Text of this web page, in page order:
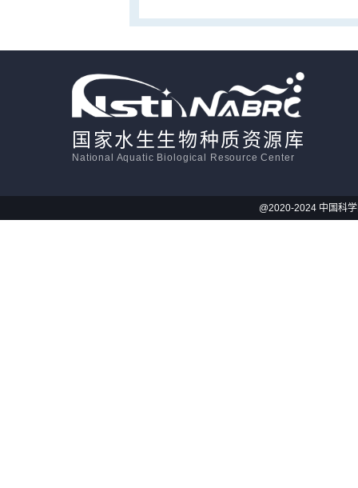
国家水生生物种质资源库
National Aquatic Biological Resource Center
@2020-2024 中国科